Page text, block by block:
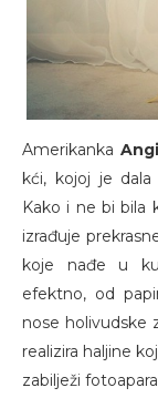
Amerikanka
kći, kojoj je
Kako i ne bi bila
izrađuje
koje nađe u
efektno, od
nose holivudske
realizira haljine
zabilježi